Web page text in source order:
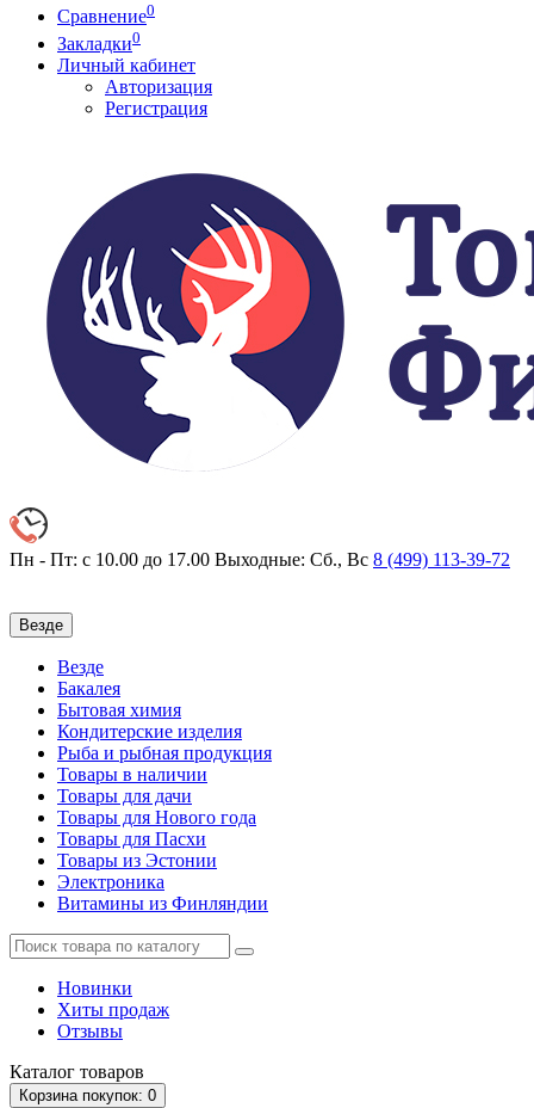
Сравнение0
Закладки0
Личный кабинет
Авторизация
Регистрация
Пн - Пт: с 10.00 до 17.00 Выходные: Сб., Вс 8 (499) 113-39-72
Везде
Везде
Бакалея
Бытовая химия
Кондитерские изделия
Рыба и рыбная продукция
Товары в наличии
Товары для дачи
Товары для Нового года
Товары для Пасхи
Товары из Эстонии
Электроника
Витамины из Финляндии
Новинки
Хиты продаж
Отзывы
Каталог товаров
Корзина покупок: 0